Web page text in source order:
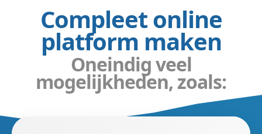
Compleet online
platform maken
Oneindig veel
mogelijkheden, zoals: